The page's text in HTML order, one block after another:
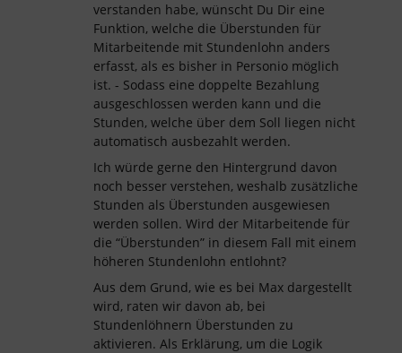
verstanden habe, wünscht Du Dir eine
Funktion, welche die Überstunden für
Mitarbeitende mit Stundenlohn anders
erfasst, als es bisher in Personio möglich
ist. - Sodass eine doppelte Bezahlung
ausgeschlossen werden kann und die
Stunden, welche über dem Soll liegen nicht
automatisch ausbezahlt werden.
Ich würde gerne den Hintergrund davon
noch besser verstehen, weshalb zusätzliche
Stunden als Überstunden ausgewiesen
werden sollen. Wird der Mitarbeitende für
die “Überstunden” in diesem Fall mit einem
höheren Stundenlohn entlohnt?
Aus dem Grund, wie es bei Max dargestellt
wird, raten wir davon ab, bei
Stundenlöhnern Überstunden zu
aktivieren. Als Erklärung, um die Logik